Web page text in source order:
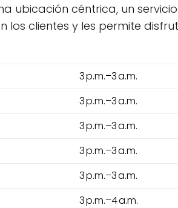
ubicación céntrica, un
los clientes y les permite
3 p.m.–3 a.m.
3 p.m.–3 a.m.
3 p.m.–3 a.m.
3 p.m.–3 a.m.
3 p.m.–3 a.m.
3 p.m.–4 a.m.